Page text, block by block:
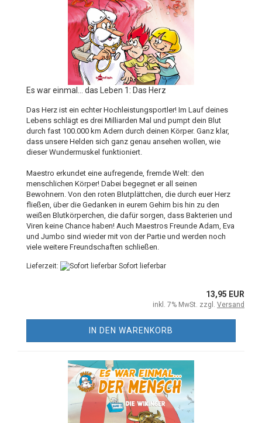
Es war einmal... das Leben 1: Das Herz
Das Herz ist ein echter Hochleistungsportler! Im Lauf deines
Lebens schlägt es drei Milliarden Mal und pumpt dein Blut
durch fast 100.000 km Adern durch deinen Körper. Ganz klar,
dass unsere Helden sich ganz genau ansehen wollen, wie
dieser Wundermuskel funktioniert.
Maestro erkundet eine aufregende, fremde Welt: den
menschlichen Körper! Dabei begegnet er all seinen
Bewohnern. Von den roten Blutplättchen, die durch euer Herz
fließen, über die Gedanken in eurem Gehirn bis hin zu den
weißen Blutkörperchen, die dafür sorgen, dass Bakterien und
Viren keine Chance haben! Auch Maestros Freunde Adam, Eva
und Jumbo sind wieder mit von der Partie und werden noch
viele weitere Freundschaften schließen.
Lieferzeit: Sofort lieferbar
13,95 EUR
inkl. 7% MwSt. zzgl. Versand
IN DEN WARENKORB